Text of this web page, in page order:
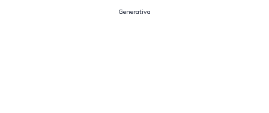
Generativa